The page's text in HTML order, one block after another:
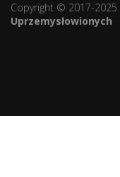
Copyright © 2017-2025
Uprzemysłowionych